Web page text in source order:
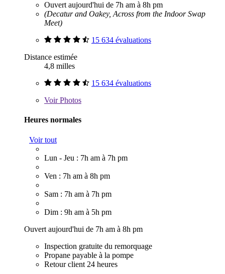
Ouvert aujourd'hui de 7h am à 8h pm
(Decatur and Oakey, Across from the Indoor Swap
Meet)
15 634 évaluations
Distance estimée
4,8 milles
15 634 évaluations
VoirPhotos
Heures normales
Voir tout
Lun - Jeu : 7h am à 7h pm
Ven : 7h am à 8h pm
Sam : 7h am à 7h pm
Dim : 9h am à 5h pm
Ouvert aujourd'hui de 7h am à 8h pm
Inspection gratuite du remorquage
Propane payable à la pompe
Retour client 24 heures